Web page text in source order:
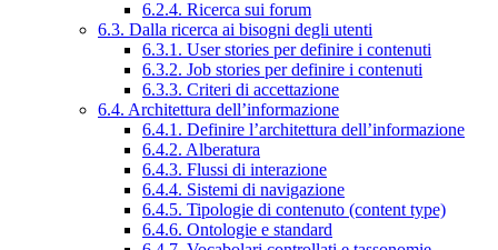
6.2.4. Ricerca sui forum
6.3. Dalla ricerca ai bisogni degli utenti
6.3.1. User stories per definire i contenuti
6.3.2. Job stories per definire i contenuti
6.3.3. Criteri di accettazione
6.4. Architettura dell’informazione
6.4.1. Definire l’architettura dell’informazione
6.4.2. Alberatura
6.4.3. Flussi di interazione
6.4.4. Sistemi di navigazione
6.4.5. Tipologie di contenuto (content type)
6.4.6. Ontologie e standard